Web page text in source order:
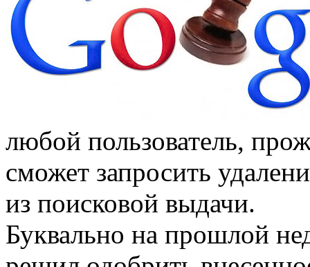
любой пользователь,
сможет запросить
из поисковой выдачи.
Буквально на прошлой